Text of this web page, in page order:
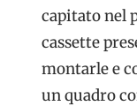
capitato nel
cassette
montarle e
un quadro